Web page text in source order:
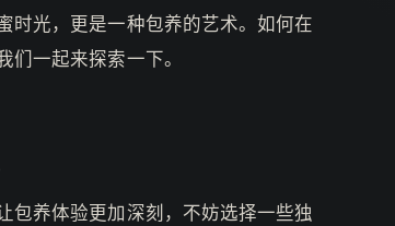
时光，更是一种包养的艺术。如何在
一起来探索一下。
包养体验更加深刻，不妨选择一些独